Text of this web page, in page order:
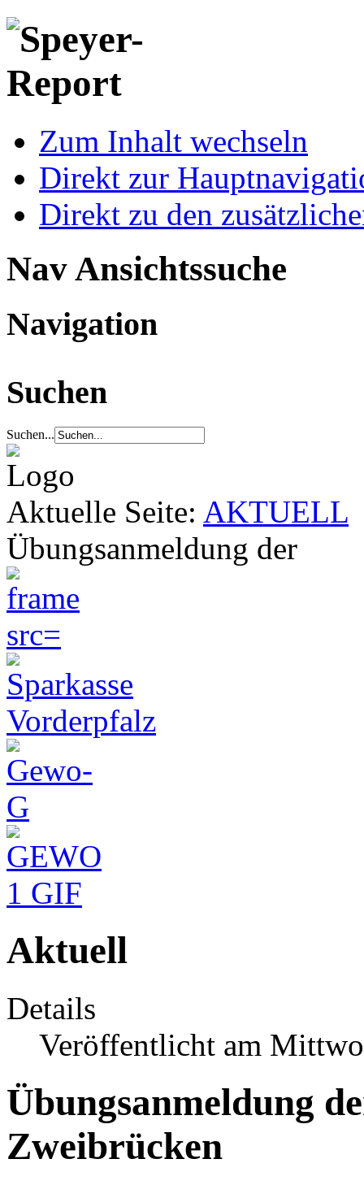
Zum Inhalt wechseln
Direkt zur
Direkt zu den
Nav Ansichtssuche
Navigation
Suchen
Suchen...
Aktuelle Seite: AKTUELL
Übungsanmeldung der
Aktuell
Details
Veröffentlicht am
Übungsanmeldung
Zweibrücken